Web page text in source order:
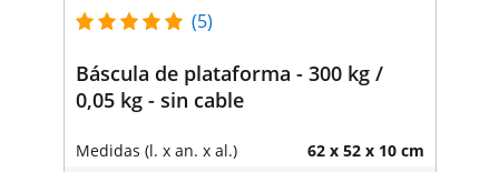
(5)
Báscula de plataforma - 300 kg /
0,05 kg - sin cable
Medidas (l. x an. x al.) 62 x 52 x 10 cm